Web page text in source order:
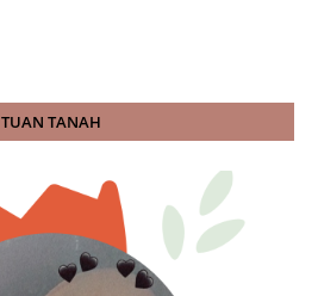
TUAN TANAH